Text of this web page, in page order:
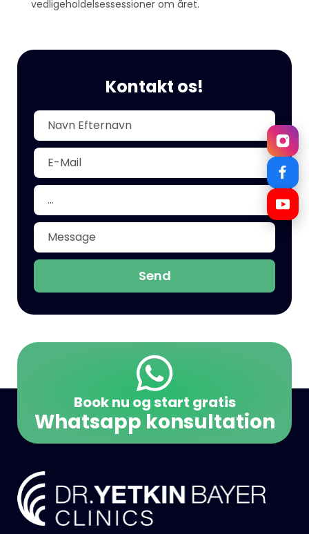
vedligeholdelsessessioner om året.
Kontakt os!
Send
Book nu og start gratis
Whatsapp konsultation